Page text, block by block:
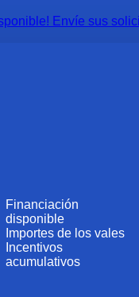
Envíe sus
Financiación
disponible
Importes de los vales
Incentivos
acumulativos